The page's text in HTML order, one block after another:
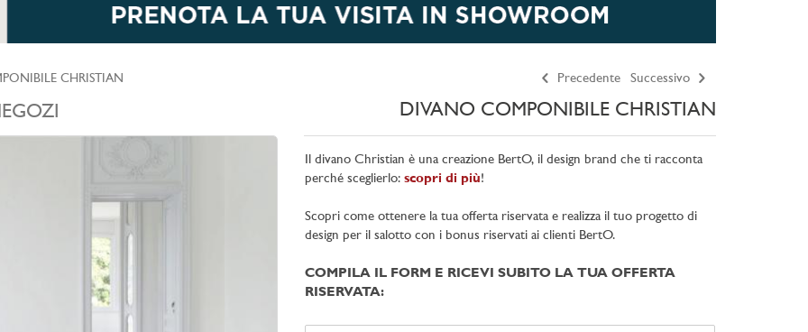
Precedente Successivo
CHRISTIAN
DIVANO COMPONIBILE CHRISTIAN
Il divano Christian è una creazione BertO, il design brand che ti racconta
perché sceglierlo: scopri di più!
Scopri come ottenere la tua offerta riservata e realizza il tuo progetto di
design per il salotto con i bonus riservati ai clienti BertO.
COMPILA IL FORM E RICEVI SUBITO LA TUA OFFERTA
RISERVATA: